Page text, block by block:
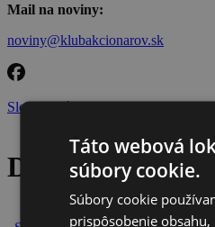
Mail na noviny:
noviny@klubakcionarov.sk
Sledujte nás na facebooku
Detail článku
Táto webová
súbory cookie.
Súbory cookie
prispôsobenie